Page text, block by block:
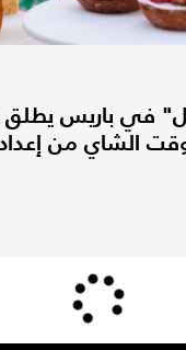
في باريس يطلق
الشاي من